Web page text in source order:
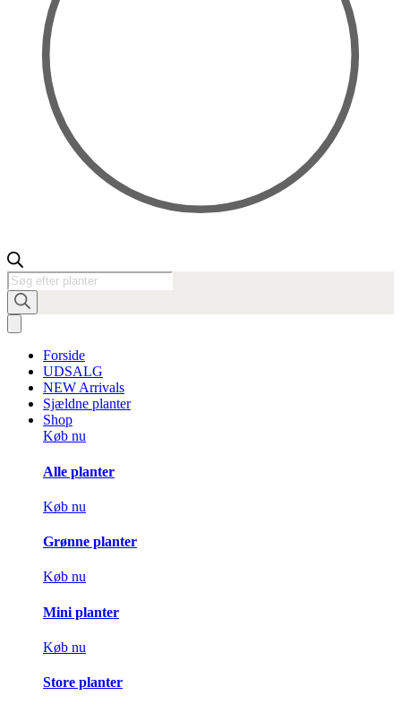
Products
search
Forside
UDSALG
NEW Arrivals
Sjældne planter
Shop
Køb nu
Alle planter
Køb nu
Grønne planter
Køb nu
Mini planter
Køb nu
Store planter